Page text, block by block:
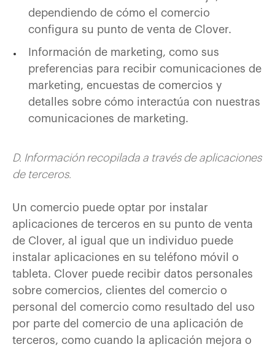
dependiendo de cómo el comercio
configura su punto de venta de Clover.
Información de marketing, como sus
preferencias para recibir comunicaciones de
marketing, encuestas de comercios y
detalles sobre cómo interactúa con nuestras
comunicaciones de marketing.
D. Información recopilada a través de aplicaciones
de terceros.
Un comercio puede optar por instalar
aplicaciones de terceros en su punto de venta
de Clover, al igual que un individuo puede
instalar aplicaciones en su teléfono móvil o
tableta. Clover puede recibir datos personales
sobre comercios, clientes del comercio o
personal del comercio como resultado del uso
por parte del comercio de una aplicación de
terceros, como cuando la aplicación mejora o